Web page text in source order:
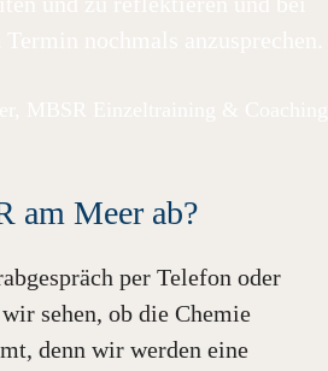
am Meer ab?
per Telefon oder
sehen, ob die Chemie
denn wir werden eine